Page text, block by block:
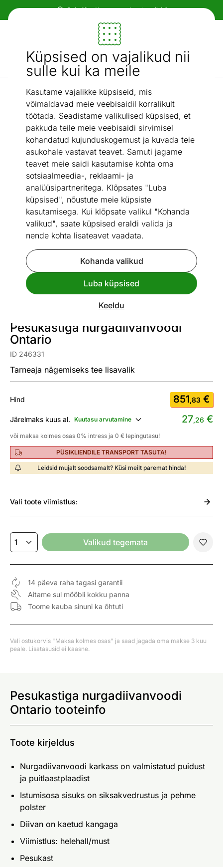
Küpsised on vajalikud nii
sulle kui ka meile
Kasutame vajalikke küpsiseid, mis
võimaldavad meie veebisaidil korralikult
töötada. Seadistame valikulised küpsised, et
pakkuda teile meie veebisaidi sirvimisel
kohandatud kujunduskogemust ja kuvada teie
asukohale vastavat teavet. Samuti jagame
teavet meie saidi kasutamise kohta oma
sotsiaalmeedia-, reklaami- ja
analüüsipartneritega. Klõpsates "Luba
küpsised", nõustute meie küpsiste
kasutamisega. Kui klõpsate valikul "Kohanda
valikud", saate küpsised eraldi valida ja
nende kohta lisateavet vaadata.
Kohanda valikud
Luba küpsised
Keeldu
Paindlikud ja mugavad makseviisid!
Mööbel ja sisustus - ON24
Otsi...
AI otsing
Pesukastiga nurgadiivanvoodid
/ Pesukastiga nurgadiivanvoodi Ontario
Mõõtmed Vaata sarnaseid
Pesukastiga nurgadiivanvoodi
Ontario
ID 246331
Tarneaja nägemiseks tee lisavalik
Hind 851,83 €
Järelmaks kuus al. Kuutasu arvutamine 27,26 €
või maksa kolmes osas 0% intress ja 0 € lepingutasu!
PÜSIKLIENDILE TRANSPORT TASUTA!
Leidsid mujalt soodsamalt? Küsi meilt paremat hinda!
Vali toote viimistlus:
Valikud tegemata
14 päeva raha tagasi garantii
Aitame sul mööbli kokku panna
Toome kauba sinuni ka õhtuti
Vali ostukorvis "Maksa kolmes osas" ja saad jagada oma makse 3 kuu
peale. Lisatasusid ei kaasne.
Pesukastiga nurgadiivanvoodi
Ontario tooteinfo
Toote kirjeldus
Nurgadiivanvoodi karkass on valmistatud puidust
ja puitlaastplaadist
Istumisosa sisuks on siksakvedrustus ja pehme
polster
Diivan on kaetud kangaga
Viimistlus: helehall/must
Pesukast